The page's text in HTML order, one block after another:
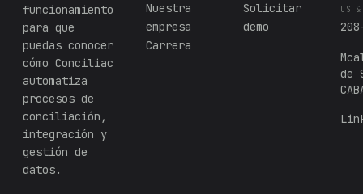
funcionamiento
para que
puedas conocer
cómo Conciliac
automatiza
procesos de
conciliación,
integración y
gestión de
datos.
Nuestra
empresa
Carrera
Solicitar
demo
US
de